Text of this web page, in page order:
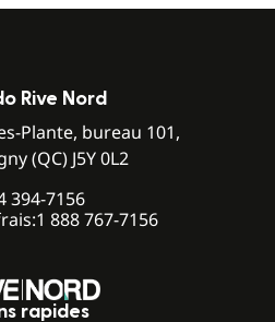
Rive Nord
Plante, bureau 101,
(QC) J5Y 0L2
394-7156
1 888 767-7156
rapides